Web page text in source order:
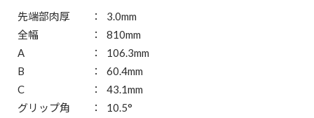
先端部肉厚
3.0mm
全幅
810mm
A
106.3mm
B
60.4mm
C
43.1mm
グリップ角
10.5°